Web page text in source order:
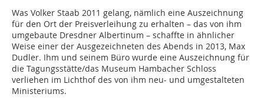
Was Volker Staab 2011 gelang, nämlich eine Auszeichnung
für den Ort der Preisverleihung zu erhalten – das von ihm
umgebaute Dresdner Albertinum – schaffte in ähnlicher
Weise einer der Ausgezeichneten des Abends in 2013, Max
Dudler. Ihm und seinem Büro wurde eine Auszeichnung für
die Tagungsstätte/das Museum Hambacher Schloss
verliehen im Lichthof des von ihm neu- und umgestalteten
Ministeriums.